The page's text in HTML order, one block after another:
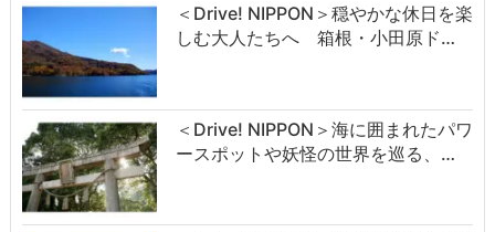
＜Drive! NIPPON＞穏やかな休日を楽
しむ大人たちへ 箱根・小田原ド…
＜Drive! NIPPON＞海に囲まれたパワ
ースポットや妖怪の世界を巡る、…